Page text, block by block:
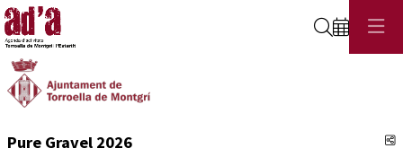
Cerca
Pure Gravel 2026